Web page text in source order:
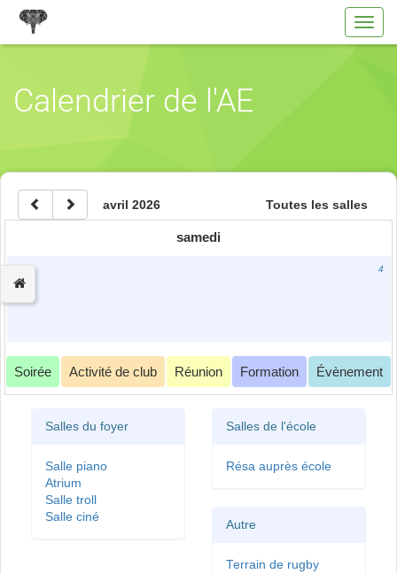
Calendrier de l'AE
avril 2026 Toutes les salles
samedi
4
Soirée Activité de club Réunion Formation Évènement
Salles du foyer
Salle piano
Atrium
Salle troll
Salle ciné
Salles de l'école
Résa auprès école
Autre
Terrain de rugby